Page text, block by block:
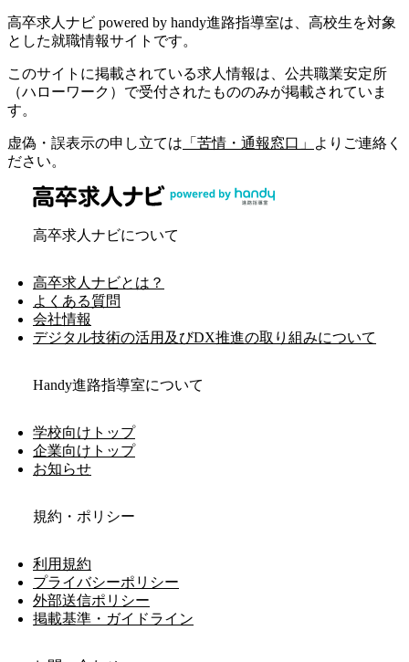
高卒求人ナビ powered by handy進路指導室は、高校生を対象
とした就職情報サイトです。
このサイトに掲載されている求人情報は、公共職業安定所
（ハローワーク）で受付されたもののみが掲載されていま
す。
虚偽・誤表示の申し立ては 「苦情・通報窓口」
よりご連絡く
ださい。
高卒求人ナビについて
高卒求人ナビとは？
よくある質問
会社情報
デジタル技術の活用及びDX推進の取り組みについて
Handy進路指導室について
学校向けトップ
企業向けトップ
お知らせ
規約・ポリシー
利用規約
プライバシーポリシー
外部送信ポリシー
掲載基準・ガイドライン